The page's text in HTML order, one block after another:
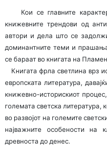
Кои се главните
книжевните трендови од
автори и дела што се
доминантните теми и
се бараат во книгата на
Книгата фрла светлина врз
европската литература,
книжевно-историскиот
големата светска литература,
во развојот на големите
најважните особености на
древноста до денес.